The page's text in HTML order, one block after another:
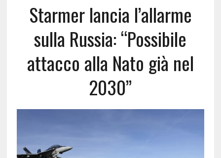
Starmer lancia l’allarme
sulla Russia: “Possibile
attacco alla Nato già nel
2030”